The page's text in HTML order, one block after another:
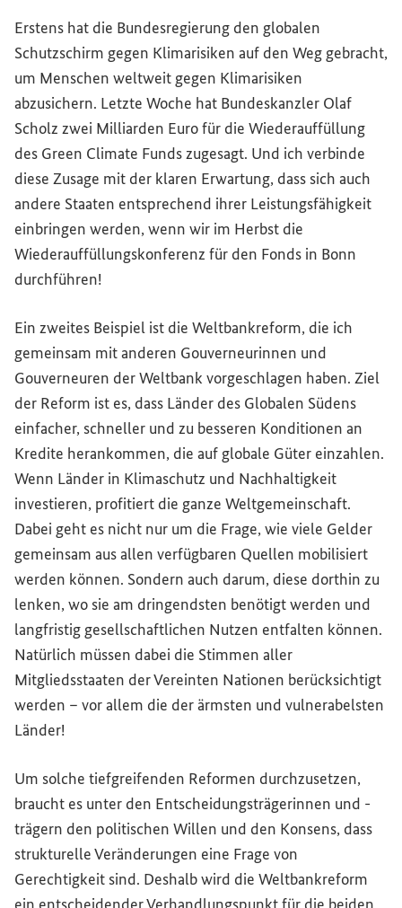
Erstens hat die Bundesregierung den globalen
Schutzschirm gegen Klimarisiken auf den Weg gebracht,
um Menschen weltweit gegen Klimarisiken
abzusichern. Letzte Woche hat Bundeskanzler Olaf
Scholz zwei Milliarden Euro für die Wiederauffüllung
des Green Climate Funds zugesagt. Und ich verbinde
diese Zusage mit der klaren Erwartung, dass sich auch
andere Staaten entsprechend ihrer Leistungsfähigkeit
einbringen werden, wenn wir im Herbst die
Wiederauffüllungskonferenz für den Fonds in Bonn
durchführen!
Ein zweites Beispiel ist die Weltbankreform, die ich
gemeinsam mit anderen Gouverneurinnen und
Gouverneuren der Weltbank vorgeschlagen haben. Ziel
der Reform ist es, dass Länder des Globalen Südens
einfacher, schneller und zu besseren Konditionen an
Kredite herankommen, die auf globale Güter einzahlen.
Wenn Länder in Klimaschutz und Nachhaltigkeit
investieren, profitiert die ganze Weltgemeinschaft.
Dabei geht es nicht nur um die Frage, wie viele Gelder
gemeinsam aus allen verfügbaren Quellen mobilisiert
werden können. Sondern auch darum, diese dorthin zu
lenken, wo sie am dringendsten benötigt werden und
langfristig gesellschaftlichen Nutzen entfalten können.
Natürlich müssen dabei die Stimmen aller
Mitgliedsstaaten der Vereinten Nationen berücksichtigt
werden – vor allem die der ärmsten und vulnerabelsten
Länder!
Um solche tiefgreifenden Reformen durchzusetzen,
braucht es unter den Entscheidungsträgerinnen und -
trägern den politischen Willen und den Konsens, dass
strukturelle Veränderungen eine Frage von
Gerechtigkeit sind. Deshalb wird die Weltbankreform